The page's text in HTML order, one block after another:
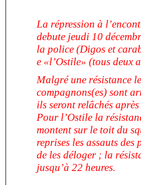
La répression à
debute jeudi 10
la police (Digos et
e «l’Ostile» (tous deux
Malgré une résistance
compagnons(es) sont
ils seront relâchés
Pour l’Ostile la
montent sur le toit du
reprises les assauts
de les déloger ; la
jusqu’à 22 heures.